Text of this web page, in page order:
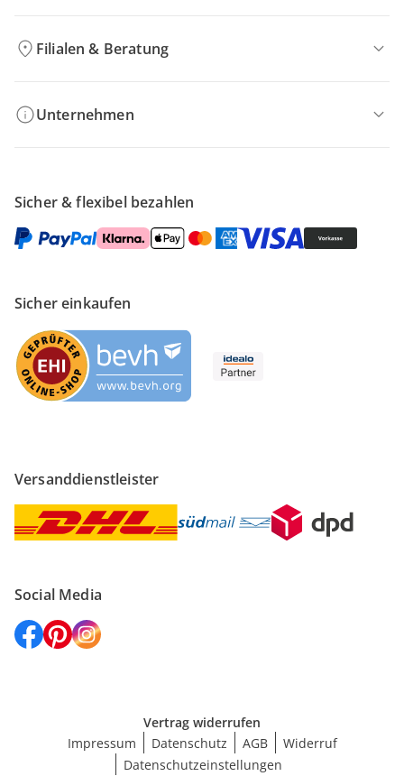
Filialen & Beratung
Unternehmen
Sicher & flexibel bezahlen
Sicher einkaufen
Versanddienstleister
Social Media
Vertrag widerrufen
Impressum
Datenschutz AGB
Widerruf
Datenschutzeinstellungen